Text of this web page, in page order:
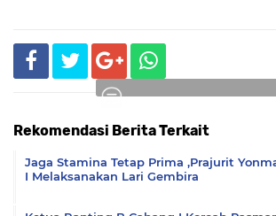
Rekomendasi Berita Terkait
Jaga Stamina Tetap Prima ,Prajurit
I Melaksanakan Lari Gembira